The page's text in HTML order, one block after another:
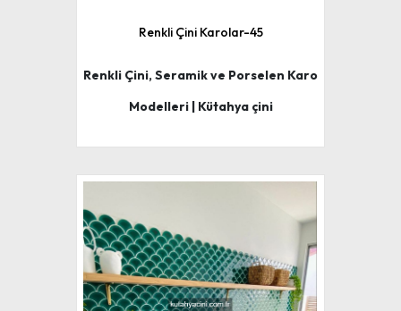
Renkli Çini Karolar-45
Renkli Çini, Seramik ve Porselen Karo
Modelleri | Kütahya çini